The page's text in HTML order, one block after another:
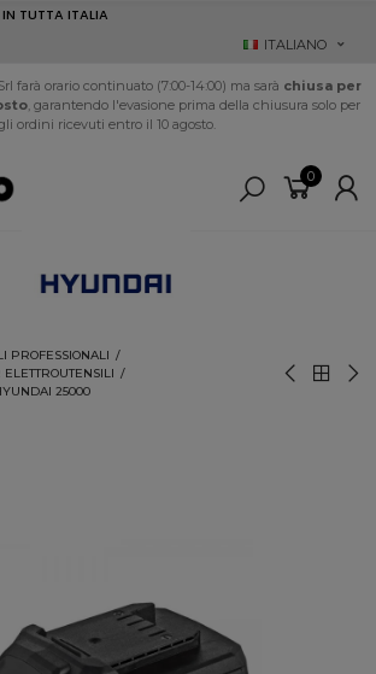
TUTTA ITALIA
ITALIANO
farà orario continuato (7:00-14:00) ma sarà chiusa per
, garantendo l'evasione prima della chiusura solo per
ordini ricevuti entro il 10 agosto.
0
PROFESSIONALI
25000